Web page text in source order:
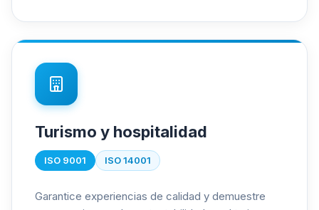
Turismo y hospitalidad
ISO 9001 ISO 14001
Garantice experiencias de calidad y demuestre